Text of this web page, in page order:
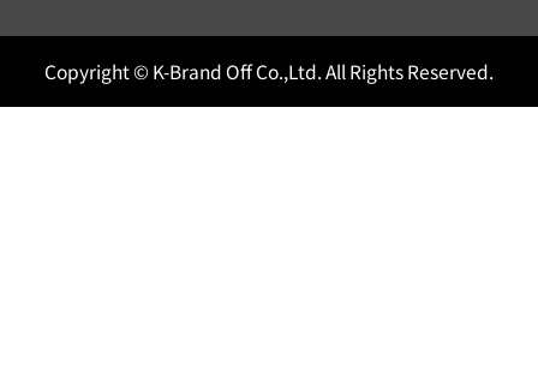
Copyright © K-Brand Off Co.,Ltd. All Rights Reserved.